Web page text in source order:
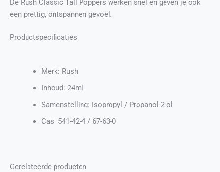
De Rush Classic Tall Poppers werken snel en geven je ook
een prettig, ontspannen gevoel.
Productspecificaties
Merk: Rush
Inhoud: 24ml
Samenstelling: Isopropyl / Propanol-2-ol
Cas: 541-42-4 / 67-63-0
Gerelateerde producten